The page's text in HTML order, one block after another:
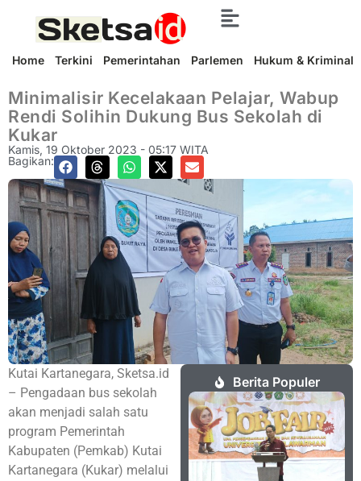
Home Terkini Pemerintahan Parlemen Hukum & Kriminal
Minimalisir Kecelakaan Pelajar, Wabup
Rendi Solihin Dukung Bus Sekolah di
Kukar
Kamis, 19 Oktober 2023 - 05:17 WITA
Bagikan:
Kutai Kartanegara, Sketsa.id
– Pengadaan bus sekolah
akan menjadi salah satu
program Pemerintah
Kabupaten (Pemkab) Kutai
Kartanegara (Kukar) melalui
Berita Populer